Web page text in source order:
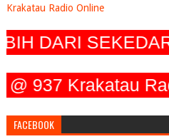
Krakatau Radio Online
DARI SEKEDAR
937 Krakatau
FACEBOOK